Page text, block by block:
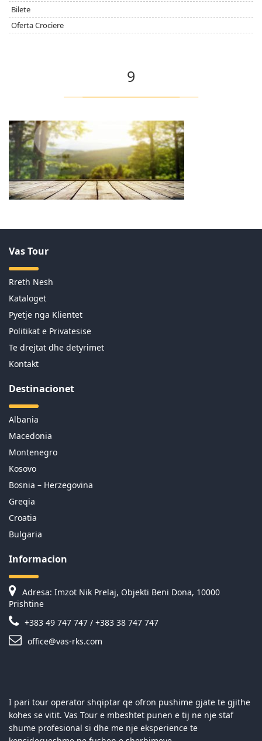
Bilete
Oferta Crociere
9
Vas Tour
Rreth Nesh
Kataloget
Pyetje nga Klientet
Politikat e Privatesise
Te drejtat dhe detyrimet
Kontakt
Destinacionet
Albania
Macedonia
Montenegro
Kosovo
Bosnia – Herzegovina
Greqia
Croatia
Bulgaria
Informacion
Adresa: Imzot Nik Prelaj, Objekti Beni Dona, 10000
Prishtine
+383 49 747 747 / +383 38 747 747
office@vas-rks.com
I pari tour operator shqiptar qe ofron pushime gjate te gjithe
kohes se vitit. Vas Tour e mbeshtet punen e tij ne nje staf
shume profesional si dhe me nje eksperience te